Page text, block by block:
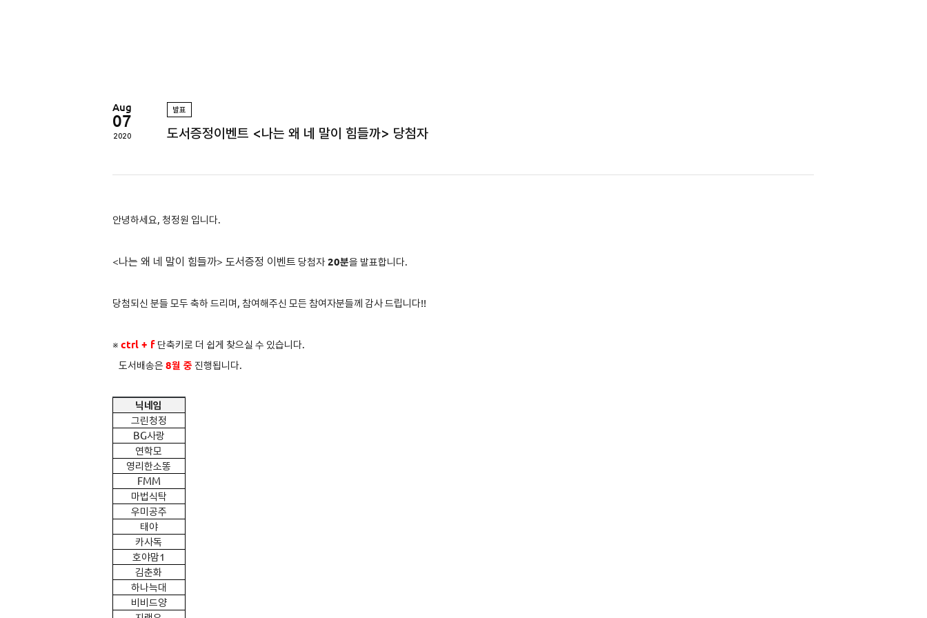
Aug
07
2020
발표
도서증정이벤트 <나는 왜 네 말이 힘들까> 당첨자
안녕하세요, 청정원 입니다.
<나는 왜 네 말이 힘들까> 도서증정 이벤트 당첨자 20분을 발표합니다.
당첨되신 분들 모두 축하 드리며, 참여해주신 모든 참여자분들께 감사 드립니다!!
※ctrl + f 단축키로 더 쉽게 찾으실 수 있습니다.
도서배송은8월 중 진행됩니다.
닉네임
그린청정
BG사랑
연학모
영리한소똥
FMM
마법식탁
우미공주
태야
카사독
호야맘1
김춘화
하나늑대
비비드양